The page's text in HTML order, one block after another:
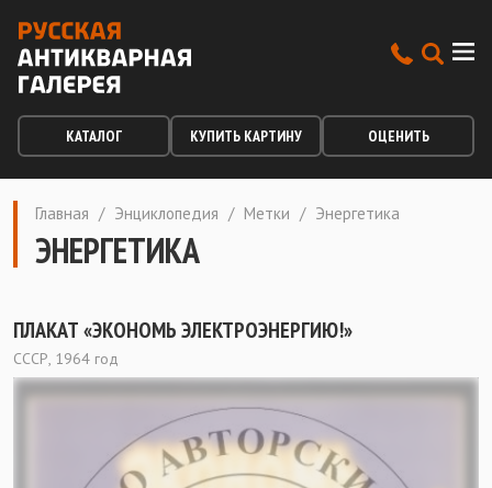
КАТАЛОГ КУПИТЬ КАРТИНУ ОЦЕНИТЬ
Главная / Энциклопедия / Метки / Энергетика
ЭНЕРГЕТИКА
ПЛАКАТ «ЭКОНОМЬ ЭЛЕКТРОЭНЕРГИЮ!»
СССР, 1964 год